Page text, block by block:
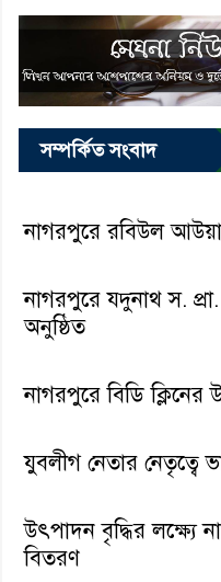
সম্পর্কিত সংবাদ
নাগরপুরে রবিউল
নাগরপুরে যদুনাথ স.
অনুষ্ঠিত
নাগরপুরে বিডি ক্লিনের
যুবলীগ নেতার নেতৃত্বে
উৎপাদন বৃদ্ধির লক্ষ্যে
বিতরণ